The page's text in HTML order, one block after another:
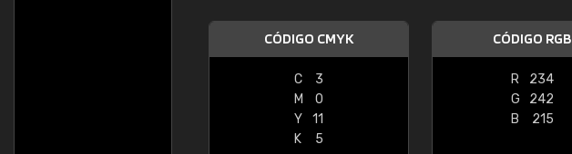
CÓDIGO CMYK
C
3
M
0
Y
11
K
5
CÓDIGO RGB
R
234
G
242
B
215